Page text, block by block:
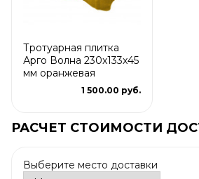
Тротуарная плитка
Арго Волна 230x133x45
мм оранжевая
1 500.00 руб.
РАСЧЕТ СТОИМОСТИ
Выберите место доставки